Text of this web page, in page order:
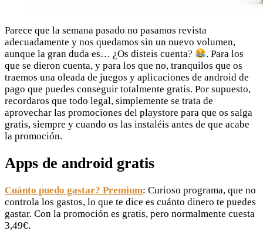
Parece que la semana pasado no pasamos revista
adecuadamente y nos quedamos sin un nuevo volumen,
aunque la gran duda es… ¿Os disteis cuenta?
. Para los
que se dieron cuenta, y para los que no, tranquilos que os
traemos una oleada de juegos y aplicaciones de android de
pago que puedes conseguir totalmente gratis. Por supuesto,
recordaros que todo legal, simplemente se trata de
aprovechar las promociones del playstore para que os salga
gratis, siempre y cuando os las instaléis antes de que acabe
la promoción.
Apps de android gratis
Cuánto puedo gastar? Premium: Curioso programa, que no
controla los gastos, lo que te dice es cuánto dinero te puedes
gastar. Con la promoción es gratis, pero normalmente cuesta
3,49€.